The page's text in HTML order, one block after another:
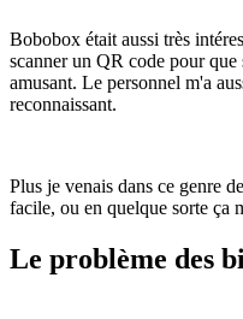
Bobobox était aussi très
scanner un QR code pour
amusant. Le personnel m'a
reconnaissant.
Plus je venais dans ce genre
facile, ou en quelque sorte ça
Le problème des